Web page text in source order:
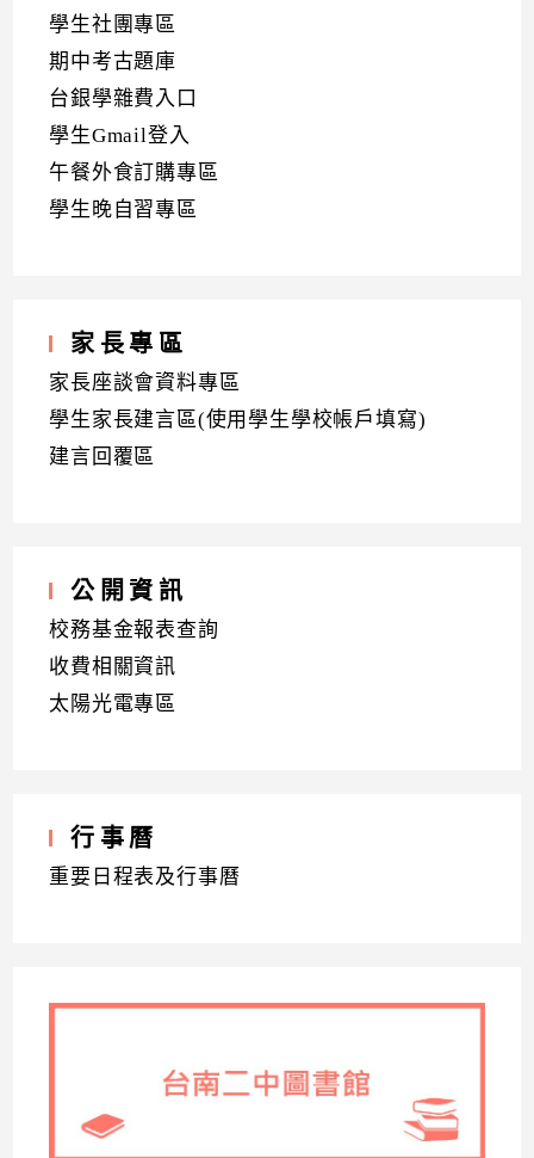
學生社團專區
期中考古題庫
台銀學雜費入口
學生Gmail登入
午餐外食訂購專區
學生晚自習專區
家長專區
家長座談會資料專區
學生家長建言區(使用學生學校帳戶填寫)
建言回覆區
公開資訊
校務基金報表查詢
收費相關資訊
太陽光電專區
行事曆
重要日程表及行事曆